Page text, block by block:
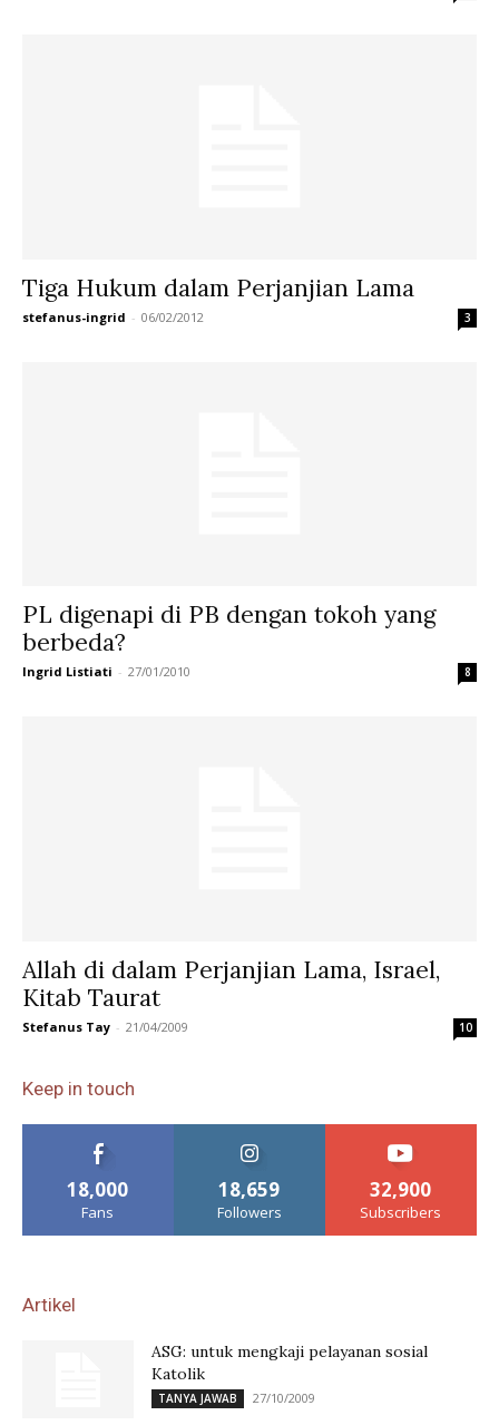
Tiga Hukum dalam Perjanjian Lama
stefanus-ingrid - 06/02/2012 3
PL digenapi di PB dengan tokoh yang
berbeda?
Ingrid Listiati - 27/01/2010 8
Allah di dalam Perjanjian Lama, Israel,
Kitab Taurat
Stefanus Tay - 21/04/2009 10
Keep in touch
18,000
Fans
18,659
Followers
32,900
Subscribers
Artikel
ASG: untuk mengkaji pelayanan sosial
Katolik
TANYA JAWAB 27/10/2009